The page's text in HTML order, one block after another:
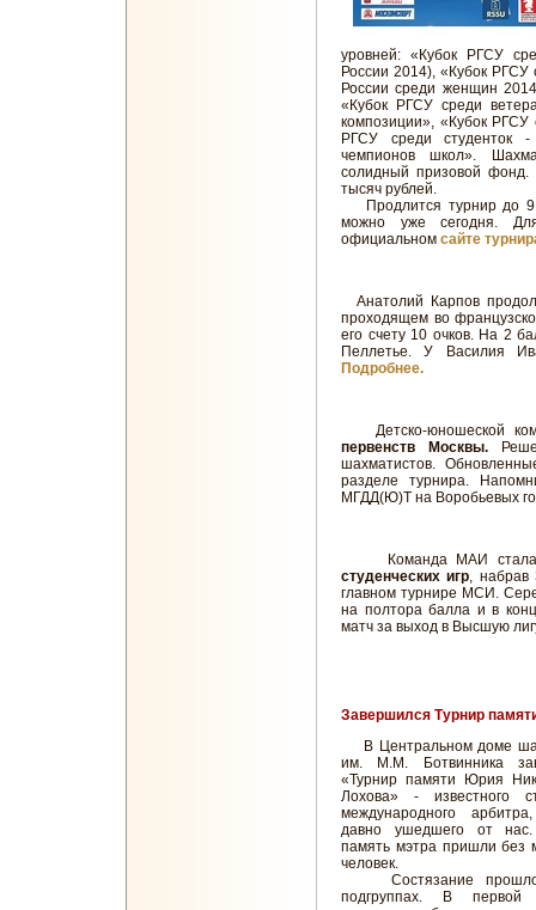
уровней: «Кубок РГСУ
России 2014), «Кубок РГСУ
России среди женщин
«Кубок РГСУ среди
композиции», «Кубок РГСУ
РГСУ среди студенток
чемпионов школ».
солидный призовой фонд.
тысяч рублей.
Продлится турнир до 9
можно уже сегодня.
официальном сайте
Анатолий Карпов
проходящем во
его счету 10 очков. На 2
Пеллетье. У Василия
Подробнее.
Детско-юношеской
первенств Москвы.
шахматистов.
разделе турнира.
МГДД(Ю)Т на Воробьевых
Команда МАИ стала
студенческих игр, набрав
главном турнире МСИ.
на полтора балла и в
матч за выход в Высшую
Завершился Турнир
В Центральном доме
им. М.М. Ботвинника
«Турнир памяти Юрия
Лохова» - известного
международного
давно ушедшего от нас.
память мэтра пришли без
человек.
Состязание
подгруппах. В